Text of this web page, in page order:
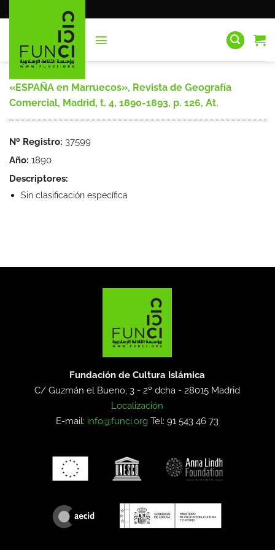
al
«ESPAÑA en Marruecos», Revista de Geografía
Comercial, Madrid, t. 4, 1890-1893, p. 126, At.
Nº Registro: 37599
Año: 1890
Descriptores:
Sin clasificación específica
Fundación de Cultura Islámica
C/ Guzmán el Bueno, 3 - 2º dcha -28015 Madrid
Localización
E-mail: info@funci.org Tel: 91 543 46 73